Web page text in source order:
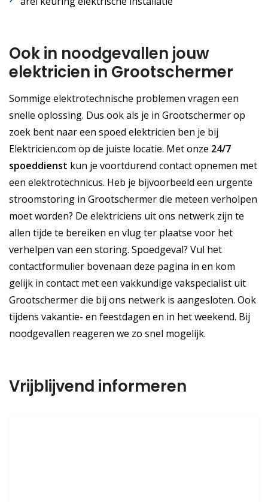
Ook in noodgevallen jouw
elektricien in Grootschermer
Sommige elektrotechnische problemen vragen een
snelle oplossing. Dus ook als je in Grootschermer op
zoek bent naar een spoed elektricien ben je bij
Elektricien.com op de juiste locatie. Met onze 24/7
spoeddienst kun je voortdurend contact opnemen met
een elektrotechnicus. Heb je bijvoorbeeld een urgente
stroomstoring in Grootschermer die meteen verholpen
moet worden? De elektriciens uit ons netwerk zijn te
allen tijde te bereiken en vlug ter plaatse voor het
verhelpen van een storing. Spoedgeval? Vul het
contactformulier bovenaan deze pagina in en kom
gelijk in contact met een vakkundige vakspecialist uit
Grootschermer die bij ons netwerk is aangesloten. Ook
tijdens vakantie- en feestdagen en in het weekend. Bij
noodgevallen reageren we zo snel mogelijk.
Vrijblijvend informeren